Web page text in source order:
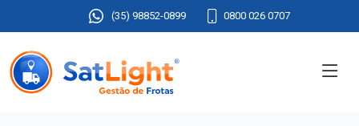
(35) 98852-0899 0800 026 0707